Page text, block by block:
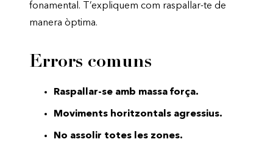
fonamental. T’expliquem com raspallar-te de
manera òptima.
Errors comuns
Raspallar-se amb massa força.
Moviments horitzontals agressius.
No assolir totes les zones.